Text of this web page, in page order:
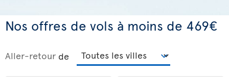
Nos offres de vols à moins de 469€
Aller-retour de